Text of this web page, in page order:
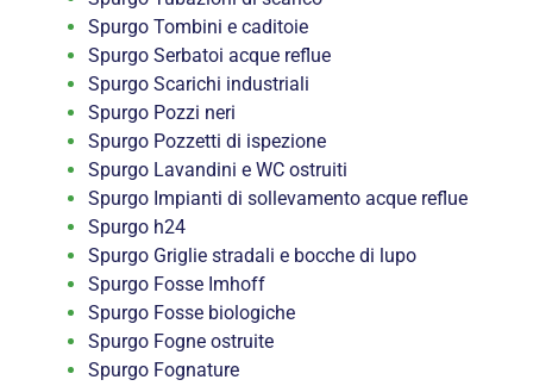
Spurgo Tombini e caditoie
Spurgo Serbatoi acque reflue
Spurgo Scarichi industriali
Spurgo Pozzi neri
Spurgo Pozzetti di ispezione
Spurgo Lavandini e WC ostruiti
Spurgo Impianti di sollevamento acque reflue
Spurgo h24
Spurgo Griglie stradali e bocche di lupo
Spurgo Fosse Imhoff
Spurgo Fosse biologiche
Spurgo Fogne ostruite
Spurgo Fognature